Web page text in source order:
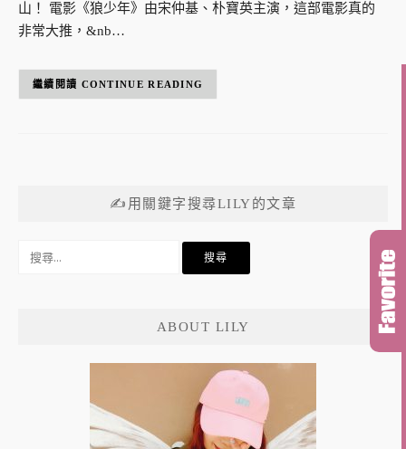
山！ 電影《狼少年》由宋仲基、朴寶英主演，這部電影真的
非常大推，&nb…
CONTINUE READING
✍用關鍵字搜尋LILY的文章
ABOUT LILY